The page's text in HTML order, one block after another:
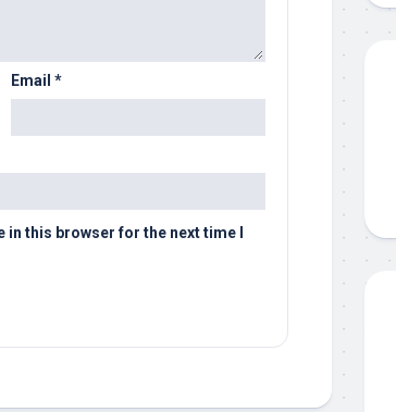
Email *
in this browser for the next time I